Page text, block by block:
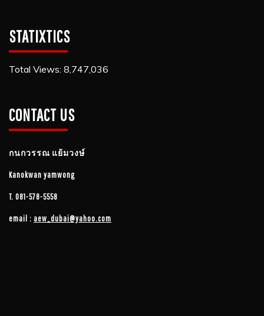
STATIXTICS
Total Views: 8,747,036
CONTACT US
กนกวรรณ​ แย้ม​วงษ์
Kanokwan yamwong
T. 081-578-5558
email : aew_dubai@yahoo.com​